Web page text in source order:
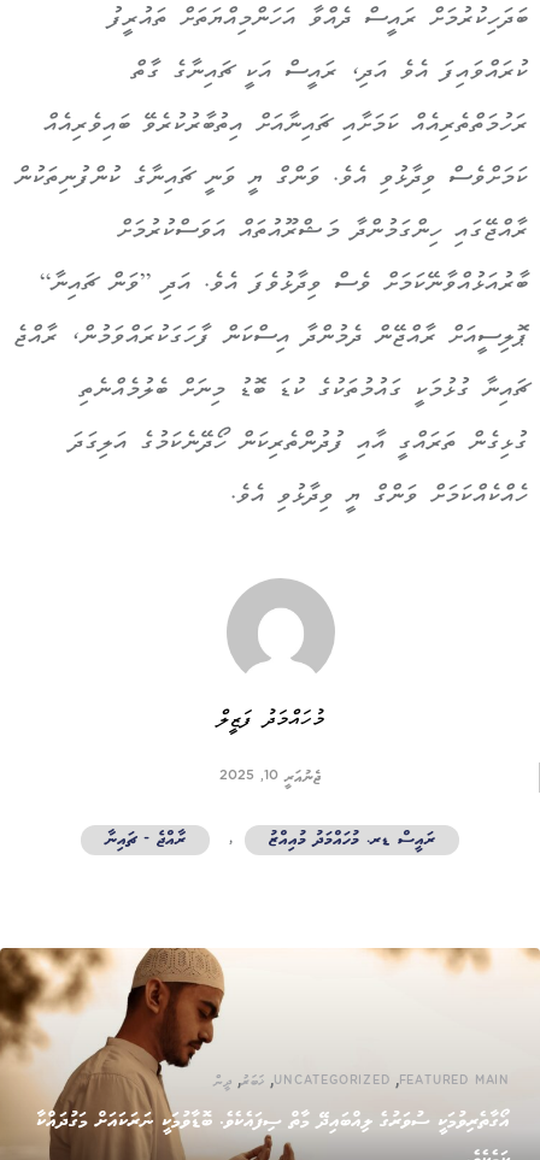
ބަދަހިކުރުމަށް ރައީސް ދެއްވާ އަހަންމިއްޔަތަށް ތައުރީފު
ކުރައްވައިފަ އެވެ އަދި، ރައީސް އަކީ ޗައިނާގެ ގާތް
ރަހުމަތްތެރިއެއް ކަމަށާއި ޗައިނާއަށް އިތުބާރުކުރެވޭ ބައިވެރިއެއް
ކަމަށްވެސް ވިދާޅުވި އެވެ. ވަންގް ޔީ ވަނީ ޗައިނާގެ ކުންފުނިތަކުން
ރާއްޖޭގައި ހިންގަމުންދާ މަޝްރޫއުތައް އަވަސްކުރުމަށް
ބާރުއަޅުއްވާނޭކަމަށް ވެސް ވިދާޅުވެފަ އެވެ. އަދި ”ވަން ޗައިނާ“
ޕޮލިސީއަށް ރާއްޖޭން ދެމުންދާ އިސްކަން ފާހަގަކުރައްވަމުން، ރާއްޖެ
ޗައިނާ ގުޅުމަކީ ގައުމުތަކުގެ ކުޑަ ބޮޑު މިނަށް ބެލުމެއްނެތި
ގުޅިގެން ތަރައްގީ އާއި ފުދުންތެރިކަން ހޯދޭނެކަމުގެ އަލިގަދަ
ހެއްކެއްކަމަށް ވަންގް ޔީ ވިދާޅުވި އެވެ.
މުހައްމަދު ފަޒީލް
ޖެނުއަރީ 10, 2025
ރައީސް ޑރ. މުހައްމަދު މުއިއްޒު , ރާއްޖެ - ޗައިނާ
FEATURED MAIN
,
UNCATEGORIZED
,ޚަބަރު,ދީން
އޯގާތެރިވުމަކީ ސުވަރުގެ ލިއްބައިދޭ މާތް ސިފައެކެވެ. ބޮޑާވުމަކީ ނަރަކައަށް މަގުދައްކާ